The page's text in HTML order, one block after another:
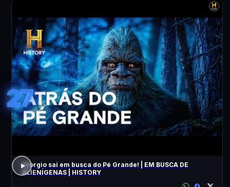
27
Giorgio sai em busca do Pé Grande! | EM BUSCA DE
ALIENÍGENAS | HISTORY